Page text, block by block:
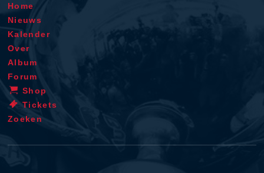
Home
Nieuws
Kalender
Over
Album
Forum
Shop
Tickets
Zoeken